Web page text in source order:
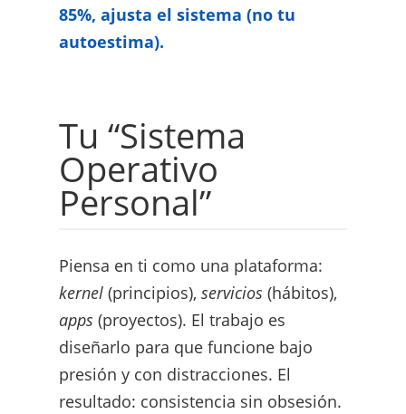
85%, ajusta el sistema (no tu
autoestima).
Tu “Sistema
Operativo
Personal”
Piensa en ti como una plataforma:
kernel(principios), servicios(hábitos),
apps(proyectos). El trabajo es
diseñarlo para que funcione bajo
presión y con distracciones. El
resultado: consistencia sin obsesión.